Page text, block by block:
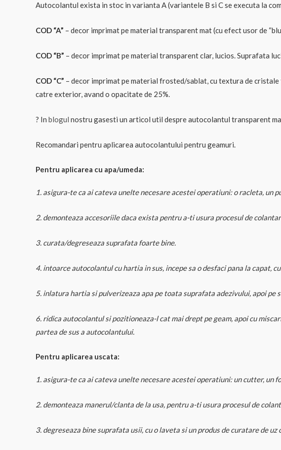
Autocolantul exista in stoc in varianta A (variantele B si C se executa la
COD “A” – decor imprimat pe material transparent mat (cu efect usor de
COD “B” – decor imprimat pe material transparent clar, lucios. Suprafata
COD “C” – decor imprimat pe material frosted/sablat, cu textura de
catre exterior, avand o opacitate de 25%.
? In blogul nostru gasesti un articol util despre autocolantul transparent
Recomandari pentru aplicarea autocolantului pentru geamuri.
Pentru aplicarea cu apa/umeda:
1. asigura-te ca ai cateva unelte necesare acestei operatiuni: o racleta, un
2. demonteaza accesoriile daca exista pentru a-ti usura procesul de
3. curata/degreseaza suprafata foarte bine.
4. intoarce autocolantul cu hartia in sus, incepe sa o desfaci pana la capat,
5. inlatura hartia si pulverizeaza apa pe toata suprafata adezivului, apoi pe
6. ridica autocolantul si pozitioneaza-l cat mai drept pe geam, apoi cu
partea de sus a autocolantului.
Pentru aplicarea uscata:
1. asigura-te ca ai cateva unelte necesare acestei operatiuni: un cutter, un
2. demonteaza manerul/clanta de la usa, pentru a-ti usura procesul de
3. degreseaza bine suprafata usii, cu o laveta si un produs de curatare de uz